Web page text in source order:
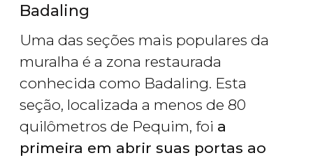
Badaling
Uma das seções mais populares da
muralha é a zona restaurada
conhecida como Badaling. Esta
seção, localizada a menos de 80
quilômetros de Pequim, foi a
primeira em abrir suas portas ao